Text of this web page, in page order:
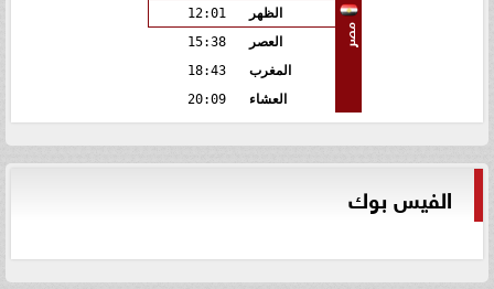
مصر
الظهر
12:01
العصر
15:38
المغرب
18:43
العشاء
20:09
الفيس بوك